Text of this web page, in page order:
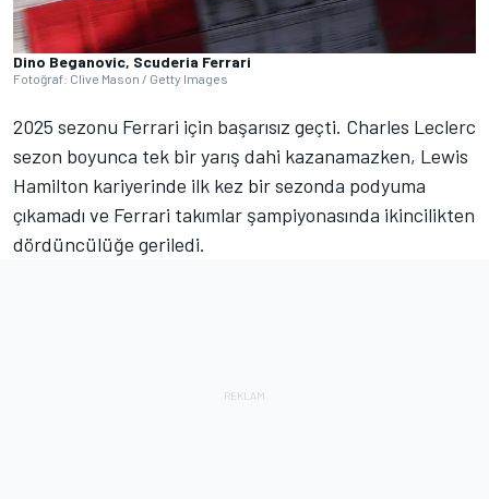
Dino Beganovic, Scuderia Ferrari
Fotoğraf: Clive Mason / Getty Images
2025 sezonu Ferrari için başarısız geçti. Charles Leclerc
sezon boyunca tek bir yarış dahi kazanamazken, Lewis
Hamilton kariyerinde ilk kez bir sezonda podyuma
çıkamadı ve Ferrari takımlar şampiyonasında ikincilikten
dördüncülüğe geriledi.